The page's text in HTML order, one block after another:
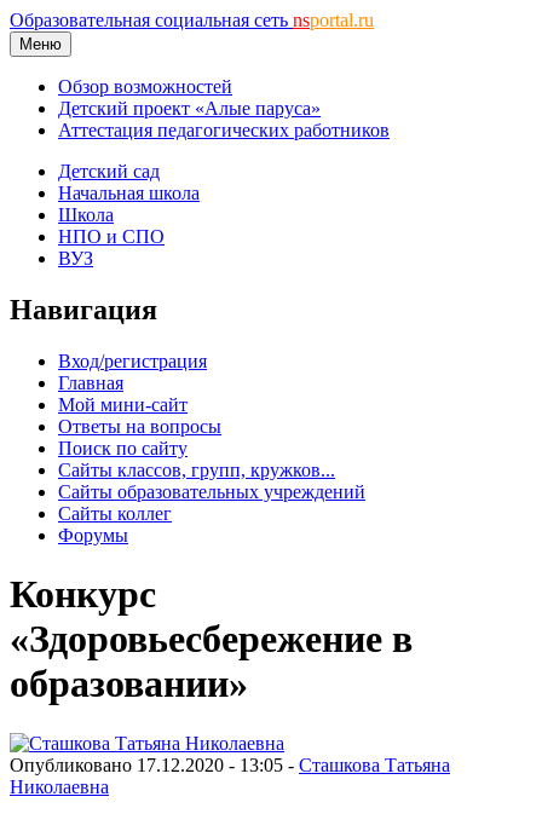
Образовательная социальная сеть nsportal.ru
Меню
Обзор возможностей
Детский проект «Алые паруса»
Аттестация педагогических работников
Детский сад
Начальная школа
Школа
НПО и СПО
ВУЗ
Навигация
Вход/регистрация
Главная
Мой мини-сайт
Ответы на вопросы
Поиск по сайту
Сайты классов, групп, кружков...
Сайты образовательных учреждений
Сайты коллег
Форумы
Конкурс
«Здоровьесбережение в
образовании»
Опубликовано 17.12.2020 - 13:05 - Сташкова Татьяна
Николаевна